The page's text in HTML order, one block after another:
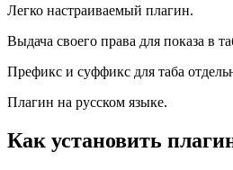
Легко настраиваемый плагин.
Выдача своего права для показа в
Префикс и суффикс для таба
Плагин на русском языке.
Как установить